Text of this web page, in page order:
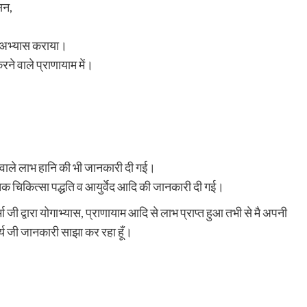
कराया।
वाले प्राणायाम में।
लाभ हानि की भी जानकारी दी गई।
पद्धति व आयुर्वेद आदि की जानकारी दी गई।
द्वारा योगाभ्यास, प्राणायाम आदि से लाभ प्राप्त हुआ तभी से मै अपनी
जानकारी साझा कर रहा हूँ।